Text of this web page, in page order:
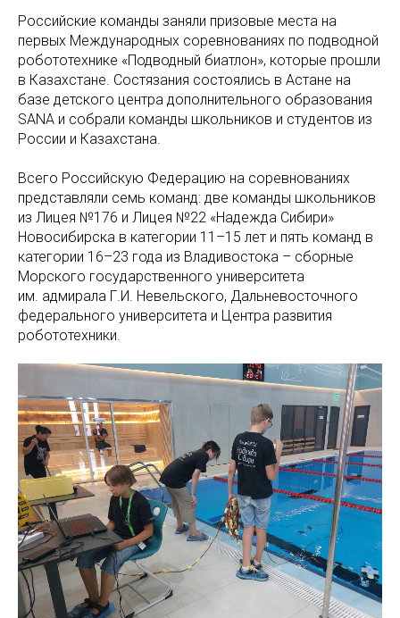
Российские команды заняли призовые места на
первых Международных соревнованиях по подводной
робототехнике «Подводный биатлон», которые прошли
в Казахстане. Состязания состоялись в Астане на
базе детского центра дополнительного образования
SANA и собрали команды школьников и студентов из
России и Казахстана.
Всего Российскую Федерацию на соревнованиях
представляли семь команд: две команды школьников
из Лицея №176 и Лицея №22 «Надежда Сибири»
Новосибирска в категории 11–15 лет и пять команд в
категории 16–23 года из Владивостока – сборные
Морского государственного университета
им. адмирала Г.И. Невельского, Дальневосточного
федерального университета и Центра развития
робототехники.